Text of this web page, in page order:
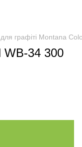
графіті Montana
34 300